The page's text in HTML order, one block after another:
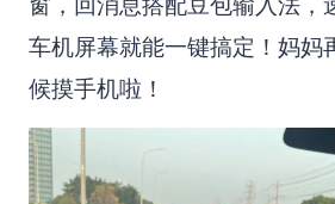
窗，回消息搭配豆包输入法，
车机屏幕就能一键搞定！妈妈
候摸手机啦！